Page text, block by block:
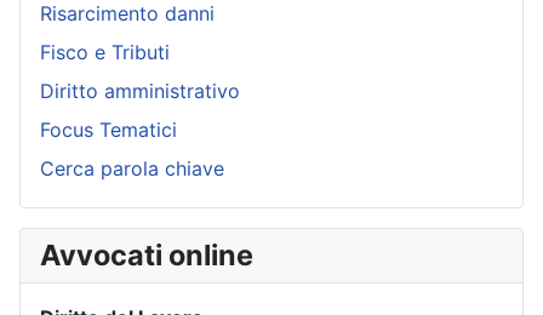
Risarcimento danni
Fisco e Tributi
Diritto amministrativo
Focus Tematici
Cerca parola chiave
Avvocati online